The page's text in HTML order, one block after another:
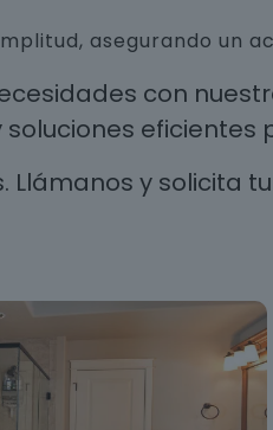
asegurando un
con
eficientes
y solicita